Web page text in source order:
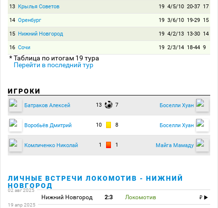
13 Крылья Советов 19 4/5/10 20-37 17
14 Оренбург 19 3/6/10 19-29 15
15 Нижний Новгород 19 4/2/13 13-30 14
16 Сочи 19 2/3/14 18-44 9
* Таблица по итогам 19 тура
Перейти в последний тур
ИГРОКИ
Батраков Алексей 13 7 Боселли Хуан
Воробьёв Дмитрий 10 8 Боселли Хуан
Комличенко Николай 1 1 Майга Мамаду
ЛИЧНЫЕ ВСТРЕЧИ ЛОКОМОТИВ - НИЖНИЙ
НОВГОРОД
02 авг 2025
Нижний Новгород 2:3 Локомотив
19 апр 2025